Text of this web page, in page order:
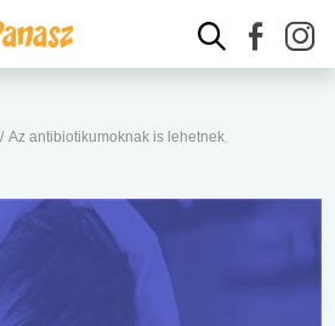
/ Az antibiotikumoknak is lehetnek